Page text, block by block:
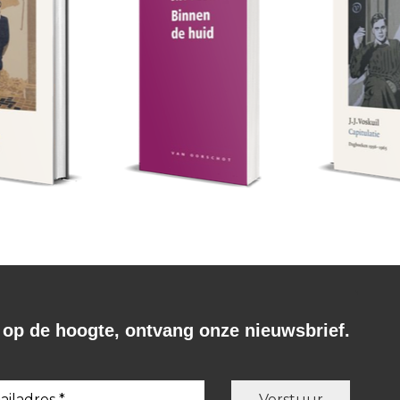
Binnen de huid. Capitulatie – 2.
de hoogte, ontvang onze nieuwsbrief.